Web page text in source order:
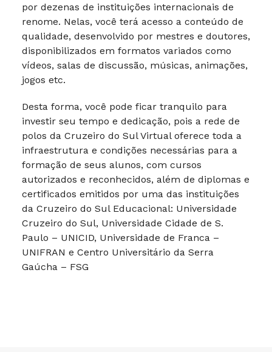
por dezenas de instituições internacionais de
renome. Nelas, você terá acesso a conteúdo de
qualidade, desenvolvido por mestres e doutores,
disponibilizados em formatos variados como
vídeos, salas de discussão, músicas, animações,
jogos etc.
Desta forma, você pode ficar tranquilo para
investir seu tempo e dedicação, pois a rede de
polos da Cruzeiro do Sul Virtual oferece toda a
infraestrutura e condições necessárias para a
formação de seus alunos, com cursos
autorizados e reconhecidos, além de diplomas e
certificados emitidos por uma das instituições
da Cruzeiro do Sul Educacional: Universidade
Cruzeiro do Sul, Universidade Cidade de S.
Paulo – UNICID, Universidade de Franca –
UNIFRAN e Centro Universitário da Serra
Gaúcha – FSG